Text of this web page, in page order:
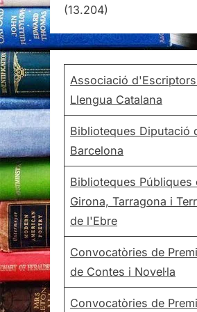
(13.204)
Associació
Llengua Catalana
Biblioteques Diputació
Barcelona
Biblioteques Públiques
Girona, Tarragona i
de l'Ebre
Convocatòries de
de Contes i Novel·la
Convocatòries de